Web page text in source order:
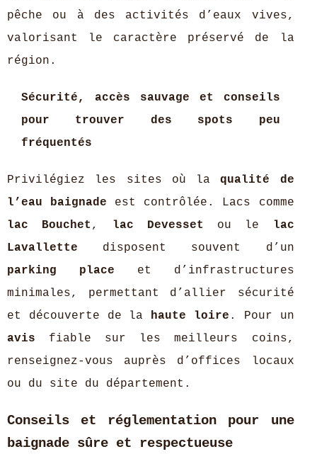
pêche ou à des activités d’eaux vives,
valorisant le caractère préservé de la
région.
Sécurité, accès sauvage et conseils
pour trouver des spots peu
fréquentés
Privilégiez les sites où laqualité de
l’eau baignade est contrôlée. Lacs comme
lac Bouchet , lac Devesset ou le lac
Lavallette disposent souvent d’un
parking place et d’infrastructures
minimales, permettant d’allier sécurité
et découverte de la haute loire . Pour un
avis fiable sur les meilleurs coins,
renseignez-vous auprès d’offices locaux
ou du site du département.
Conseils et réglementation pour une
baignade sûre et respectueuse